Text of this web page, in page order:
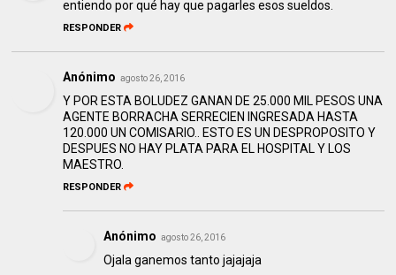
entiendo por qué hay que pagarles esos sueldos.
RESPONDER
Anónimo agosto 26, 2016
Y POR ESTA BOLUDEZ GANAN DE 25.000 MIL PESOS UNA
AGENTE BORRACHA SERRECIEN INGRESADA HASTA
120.000 UN COMISARIO.. ESTO ES UN DESPROPOSITO Y
DESPUES NO HAY PLATA PARA EL HOSPITAL Y LOS
MAESTRO.
RESPONDER
Anónimo agosto 26, 2016
Ojala ganemos tanto jajajaja